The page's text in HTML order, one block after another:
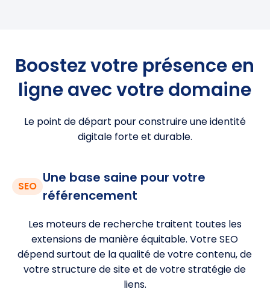
Boostez votre présence en
ligne avec votre domaine
Le point de départ pour construire une identité
digitale forte et durable.
SEO
Une base saine pour votre
référencement
Les moteurs de recherche traitent toutes les
extensions de manière équitable. Votre SEO
dépend surtout de la qualité de votre contenu, de
votre structure de site et de votre stratégie de
liens.